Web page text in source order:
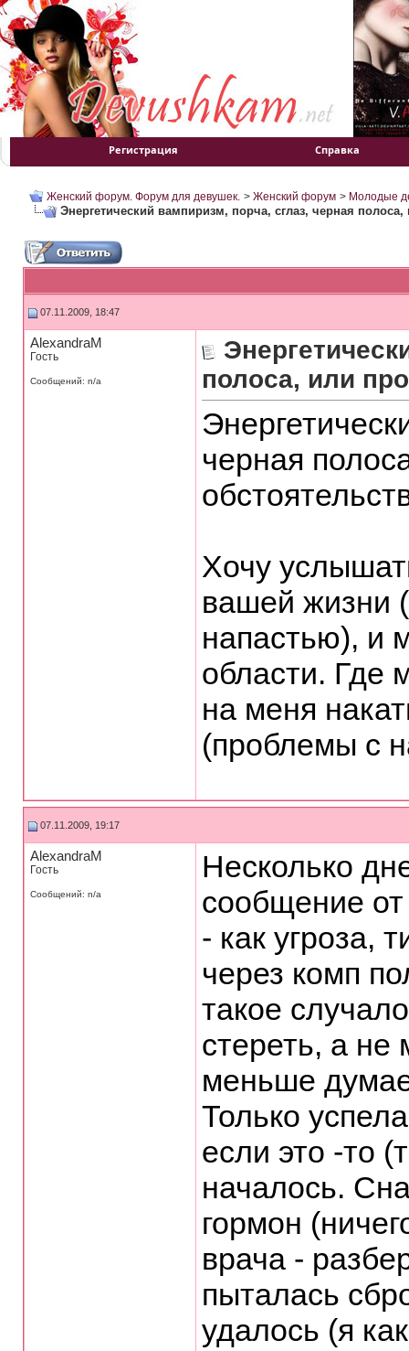
Регистрация Справка
Женский форум. Форум для девушек. > Женский форум > Молодые
Энергетический вампиризм, порча, сглаз, черная полоса,
07.11.2009, 18:47
AlexandraM
Гость
Сообщений: n/a
полоса, или
черная
Хочу
вашей жизни
напастью), и
области. Где
на меня
(проблемы с
07.11.2009, 19:17
AlexandraM
Гость
Сообщений: n/a
Несколько
сообщение
- как угроза,
через комп
такое
стереть, а не
меньше
Только
если это -то
началось.
гормон
врача -
пыталась
удалось (я